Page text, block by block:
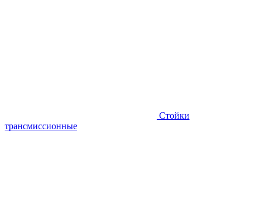
Стойки
трансмиссионные